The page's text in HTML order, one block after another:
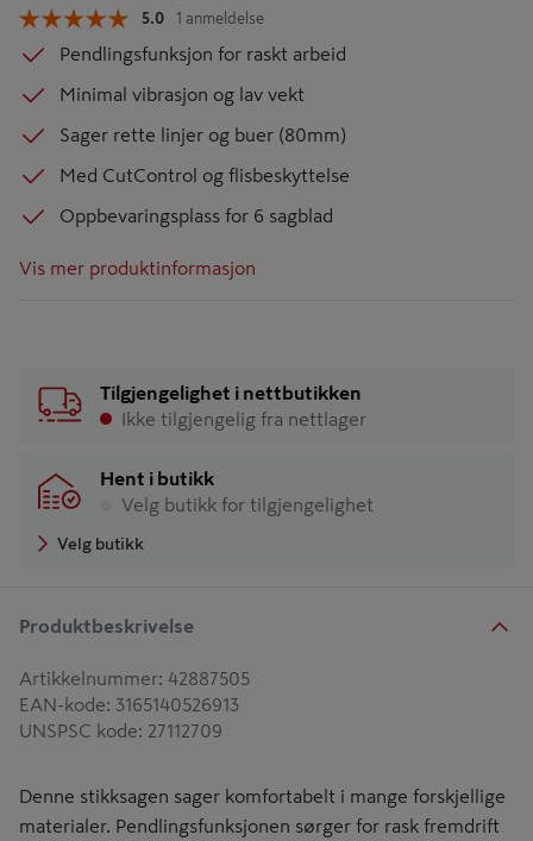
5.0 1 anmeldelse
Pendlingsfunksjon for raskt arbeid
Minimal vibrasjon og lav vekt
Sager rette linjer og buer (80mm)
Med CutControl og flisbeskyttelse
Oppbevaringsplass for 6 sagblad
Vis mer produktinformasjon
Tilgjengelighet i nettbutikken
Ikke tilgjengelig fra nettlager
Hent i butikk
Velg butikk for tilgjengelighet
Velg butikk
Produktbeskrivelse
Artikkelnummer: 42887505
EAN-kode: 3165140526913
UNSPSC kode: 27112709
Denne stikksagen sager komfortabelt i mange forskjellige
materialer. Pendlingsfunksjonen sørger for rask fremdrift